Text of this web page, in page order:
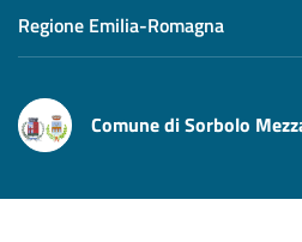
Regione Emilia-Romagna
Comune di Sorbolo